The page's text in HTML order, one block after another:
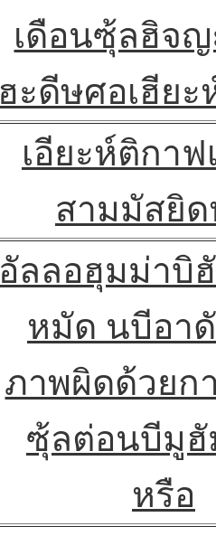
เดือนซุ้ลฮิจ
ฮะดีษศอเฮีย
เอียะห์ติกาฟ
สามมัสยิด
อัลลอฮุมม่าบิ
หมัด นบีอา
ภาพผิดด้วยก
ซุ้ลต่อนบีมู
หรือ